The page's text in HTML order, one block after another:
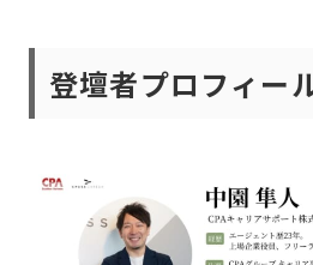
登壇者プロフィー